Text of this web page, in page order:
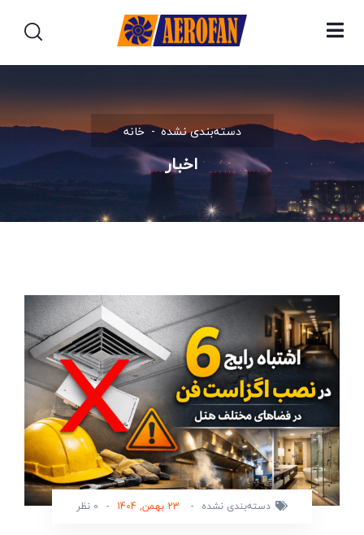
خانه دسته‌بندی نشده
اخبار
دسته‌بندی نشده - 23 بهمن, 1404 - 0 نظر